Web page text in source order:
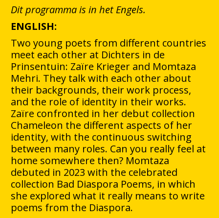
Dit programma is in het Engels.
ENGLISH:
Two young poets from different countries
meet each other at Dichters in de
Prinsentuin: Zaïre Krieger and Momtaza
Mehri. They talk with each other about
their backgrounds, their work process,
and the role of identity in their works.
Zaïre confronted in her debut collection
Chameleon the different aspects of her
identity, with the continuous switching
between many roles. Can you really feel at
home somewhere then? Momtaza
debuted in 2023 with the celebrated
collection Bad Diaspora Poems, in which
she explored what it really means to write
poems from the Diaspora.